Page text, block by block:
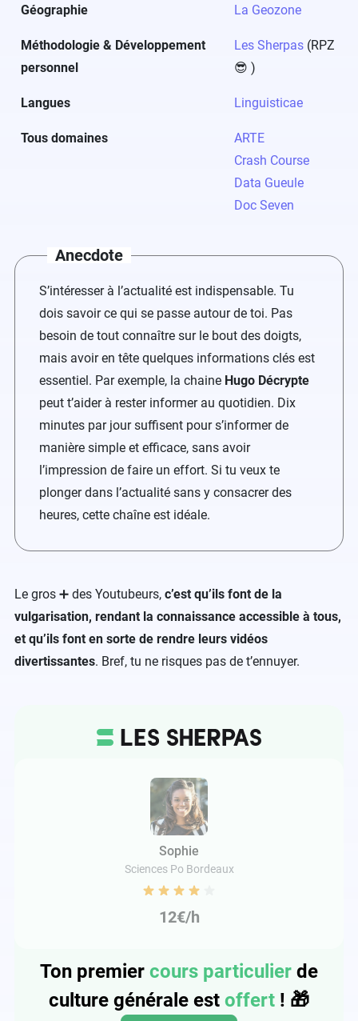
Géographie La Geozone
Méthodologie & Développement
personnel
Les Sherpas (RPZ
😎 )
Langues Linguisticae
Tous domaines
ARTE
Crash Course
Data Gueule
Doc Seven
Anecdote
S’intéresser à l’actualité est indispensable. Tu
dois savoir ce qui se passe autour de toi. Pas
besoin de tout connaître sur le bout des doigts,
mais avoir en tête quelques informations clés est
essentiel. Par exemple, la chaine Hugo Décrypte
peut t’aider à rester informer au quotidien. Dix
minutes par jour suffisent pour s’informer de
manière simple et efficace, sans avoir
l’impression de faire un effort. Si tu veux te
plonger dans l’actualité sans y consacrer des
heures, cette chaîne est idéale.
Le gros ➕ des Youtubeurs, c’est qu’ils font de la
vulgarisation, rendant la connaissance accessible à tous,
et qu’ils font en sorte de rendre leurs vidéos
divertissantes. Bref, tu ne risques pas de t’ennuyer.
Sophie
Sciences Po Bordeaux
12€/h
Ton premier cours particulier de
culture générale est offert ! 🎁